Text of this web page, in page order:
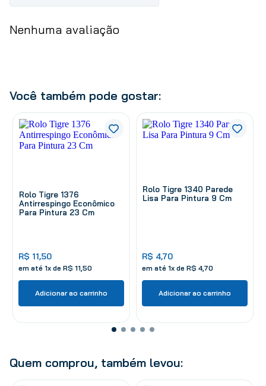
Nenhuma avaliação
Você também pode gostar:
Rolo Tigre 1376
Antirrespingo Econômico
Para Pintura 23 Cm
R$ 11,50
em até 1x de R$ 11 50
Adicionar ao carrinho
Rolo Tigre 1340 Parede
Lisa Para Pintura 9 Cm
R$ 4,70
em até 1x de R$ 4,70
Adicionar ao carrinho
Quem comprou, também levou: